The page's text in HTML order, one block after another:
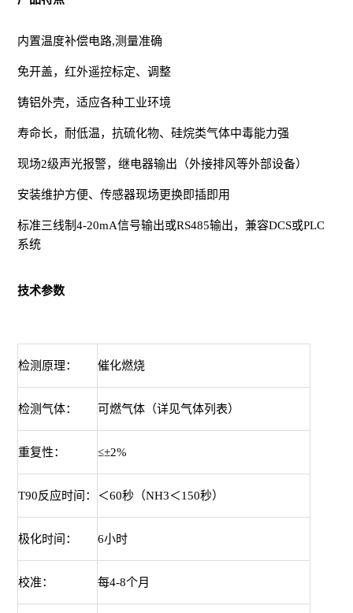
内置温度补偿电路,测量准确
免开盖，红外遥控标定、调整
铸铝外壳，适应各种工业环境
寿命长，耐低温，抗硫化物、硅烷类气体中毒能力强
现场2级声光报警，继电器输出（外接排风等外部设备）
安装维护方便、传感器现场更换即插即用
标准三线制4-20mA信号输出或RS485输出，兼容DCS或PLC
系统
技术参数
检测原理： 催化燃烧
检测气体： 可燃气体（详见气体列表）
重复性： ≤±2%
T90反应时间： ＜60秒（NH3＜150秒）
极化时间： 6小时
校准： 每4-8个月